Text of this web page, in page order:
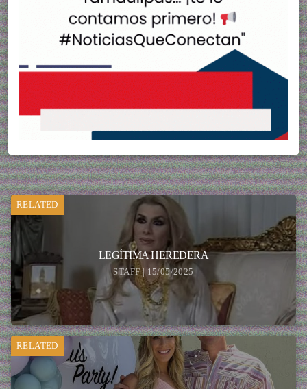
RELATED
LEGÍTIMA HEREDERA
STAFF | 15/05/2025
RELATED